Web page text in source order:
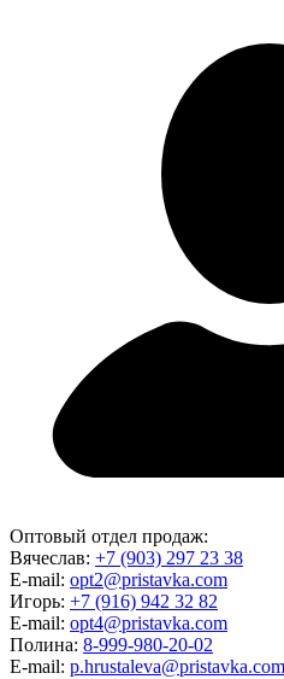
Оптовый отдел продаж:
Вячеслав: +7 (903) 297 23 38
E-mail: opt2@pristavka.com
Игорь: +7 (916) 942 32 82
E-mail: opt4@pristavka.com
Полина: 8-999-980-20-02
E-mail: p.hrustaleva@pristavka.com